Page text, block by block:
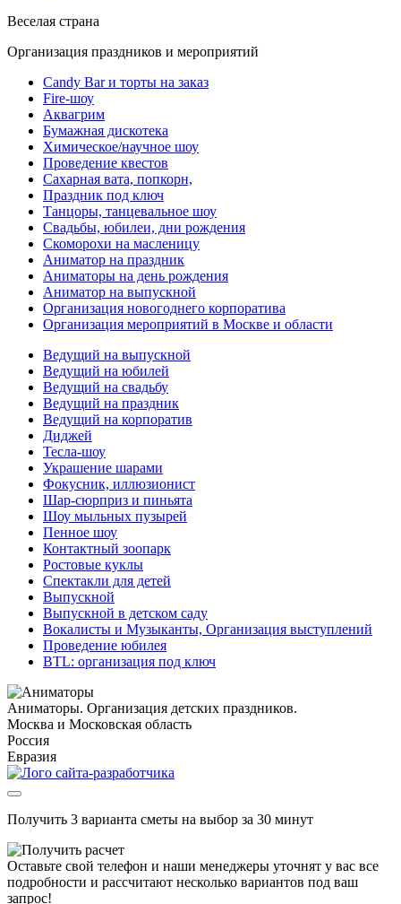
Веселая страна
Организация праздников и мероприятий
Candy Bar и торты на заказ
Fire-шоу
Аквагрим
Бумажная дискотека
Химическое/научное шоу
Проведение квестов
Сахарная вата, попкорн,
Праздник под ключ
Танцоры, танцевальное шоу
Свадьбы, юбилеи, дни рождения
Скоморохи на масленицу
Аниматор на праздник
Аниматоры на день рождения
Аниматор на выпускной
Организация новогоднего корпоратива
Организация мероприятий в Москве и области
Ведущий на выпускной
Ведущий на юбилей
Ведущий на свадьбу
Ведущий на праздник
Ведущий на корпоратив
Диджей
Тесла-шоу
Украшение шарами
Фокусник, иллюзионист
Шар-сюрприз и пиньята
Шоу мыльных пузырей
Пенное шоу
Контактный зоопарк
Ростовые куклы
Спектакли для детей
Выпускной
Выпускной в детском саду
Вокалисты и Музыканты, Организация выступлений
Проведение юбилея
BTL: организация под ключ
Аниматоры. Организация детских праздников.
Москва и Московская область
Россия
Евразия
Получить 3 варианта сметы на выбор за 30 минут
Оставьте свой телефон и наши менеджеры уточнят у вас все
подробности и рассчитают несколько вариантов под ваш
запрос!